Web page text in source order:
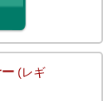
(レギ